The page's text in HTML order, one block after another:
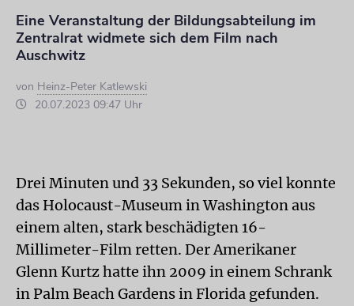
Eine Veranstaltung der Bildungsabteilung im
Zentralrat widmete sich dem Film nach
Auschwitz
von Heinz-Peter Katlewski
20.07.2023 09:47 Uhr
Drei Minuten und 33 Sekunden, so viel konnte
das Holocaust-Museum in Washington aus
einem alten, stark beschädigten 16-
Millimeter-Film retten. Der Amerikaner
Glenn Kurtz hatte ihn 2009 in einem Schrank
in Palm Beach Gardens in Florida gefunden.